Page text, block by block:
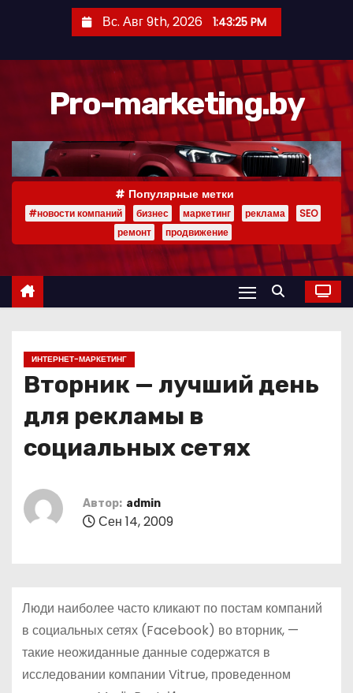
р
Вс. Авг 9th, 2026 1:43:25 PM
Pro-marketing.by
Популярные метки
#новости компаний бизнес маркетинг реклама
SEO
ремонт
продвижение
ИНТЕРНЕТ-МАРКЕТИНГ
Вторник — лучший день
для рекламы в
социальных сетях
Автор: admin
Сен 14, 2009
Люди наиболее часто кликают по постам компаний
в социальных сетях (Facebook) во вторник, —
такие неожиданные данные содержатся в
исследовании компании Vitrue, проведенном